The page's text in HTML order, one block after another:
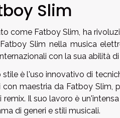
Slim
come Fatboy Slim, ha
Slim nella musica
con la sua abilità di
è l'uso innovativo di
maestria da Fatboy Slim,
Il suo lavoro è
di generi e stili musicali.